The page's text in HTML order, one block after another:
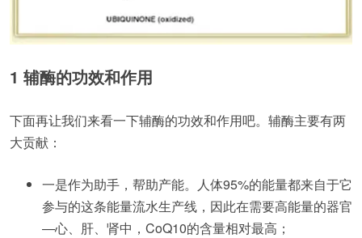
1 辅酶的功效和作用
下面再让我们来看一下辅酶的功效和作用吧。辅酶主要有两
大贡献：
一是作为助手，帮助产能。人体95%的能量都来自于它
参与的这条能量流水生产线，因此在需要高能量的器官
—心、肝、肾中，CoQ10的含量相对最高；